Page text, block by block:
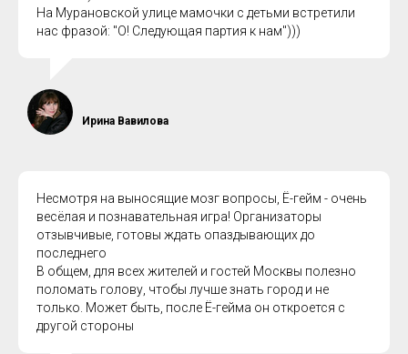
На Мурановской улице мамочки с детьми встретили
нас фразой: "О! Следующая партия к нам")))
Ирина Вавилова
Несмотря на выносящие мозг вопросы, Ё-гейм - очень
весёлая и познавательная игра! Организаторы
отзывчивые, готовы ждать опаздывающих до
последнего
В общем, для всех жителей и гостей Москвы полезно
поломать голову, чтобы лучше знать город и не
только. Может быть, после Ё-гейма он откроется с
другой стороны